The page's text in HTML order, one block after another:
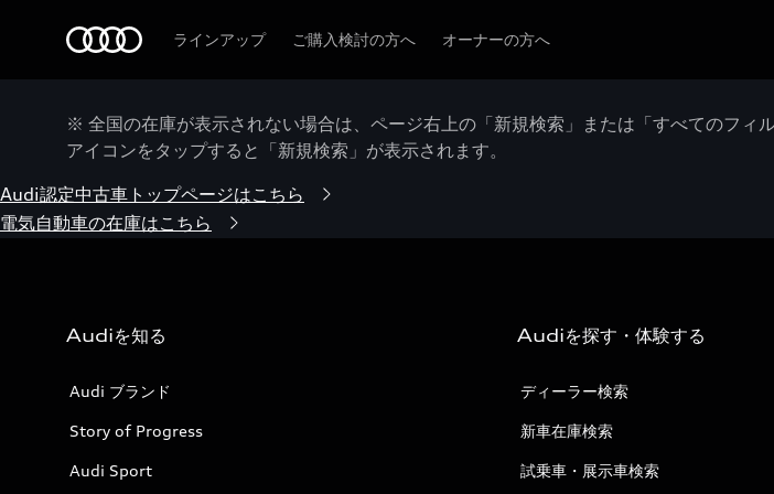
ラインアップ ご購入検討の方へ オーナーの方へ
※ 全国の在庫が表示されない場合は、ページ右上の「新規検索」または「すべてのフィ
アイコンをタップすると「新規検索」が表示されます。
Audi認定中古車トップページはこちら
電気自動車の在庫はこちら
Audiを知る
Audi ブランド
Story of Progress
Audi Sport
Audiを探す・体験する
ディーラー検索
新車在庫検索
試乗車・展示車検索